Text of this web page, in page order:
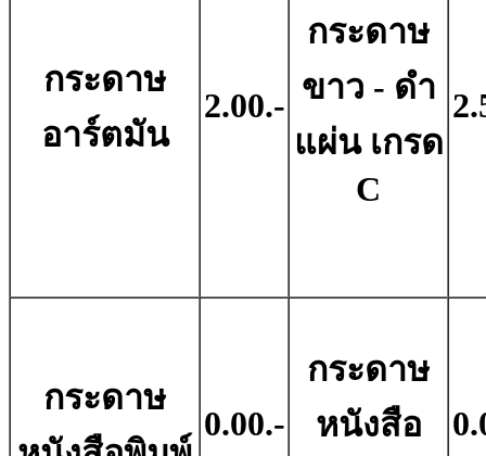
กระดาษ
อาร์ตมัน
2.00.-
กระดาษ
ขาว - ดํา
แผ่น เกรด
C
กระดาษ
0.00.-
กระดาษ
หนังสือ